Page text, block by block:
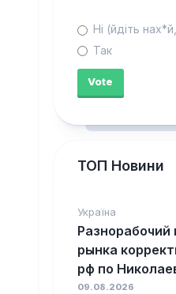
Ні (йдіть
Так
ТОП Новини
Україна
Разнорабочий
рынка
рф по
09.08.2026